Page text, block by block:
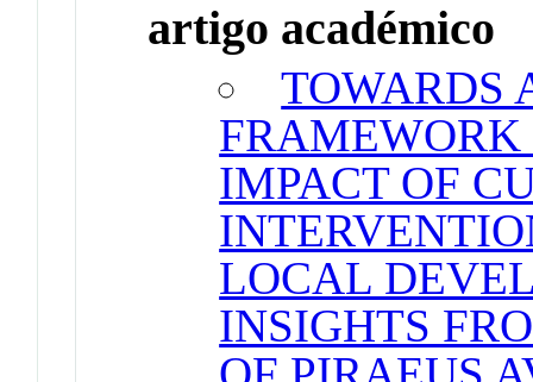
artigo académico
TOWARDS
FRAMEWORK
IMPACT OF
LOCAL
INSIGHTS